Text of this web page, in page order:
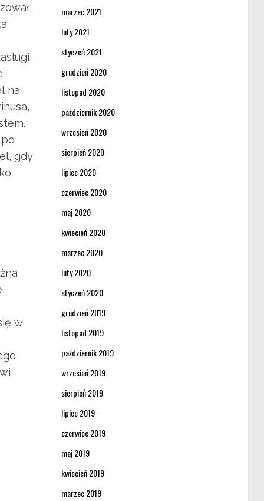
na
gdy
w
marzec 2021
luty 2021
styczeń 2021
grudzień 2020
listopad 2020
październik 2020
wrzesień 2020
sierpień 2020
lipiec 2020
czerwiec 2020
maj 2020
kwiecień 2020
marzec 2020
luty 2020
styczeń 2020
grudzień 2019
listopad 2019
październik 2019
wrzesień 2019
sierpień 2019
lipiec 2019
czerwiec 2019
maj 2019
kwiecień 2019
marzec 2019